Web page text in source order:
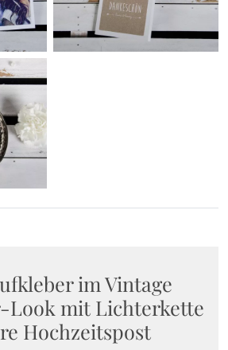
im Vintage
Look mit Lichterkette
Hochzeitspost